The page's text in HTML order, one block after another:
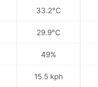
33.2°C
29.9°C
49%
15.5 kph